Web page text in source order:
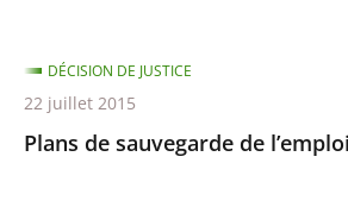
Plans de sauvegarde de
DÉCISION DE JUSTICE
22 juillet 2015